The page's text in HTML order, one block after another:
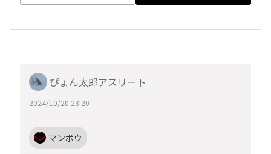
ぴょん太郎アスリート
2024/10/20 23:20
マンボウ